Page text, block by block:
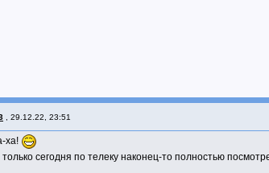
29.12.22, 23:51
ха!
сегодня по телеку наконец-то полностью